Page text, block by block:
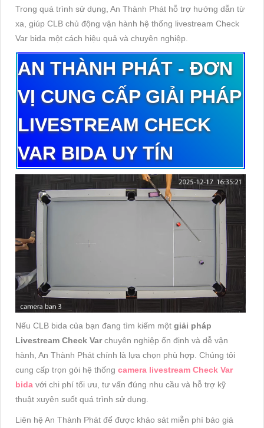
Trong quá trình sử dụng, An Thành Phát hỗ trợ hướng dẫn từ
xa, giúp CLB chủ động vận hành hệ thống livestream Check
Var bida một cách hiệu quả và chuyên nghiệp.
AN THÀNH PHÁT-ĐƠN
VỊCUNG CẤP GIẢI PHÁP
LIVESTREAM CHECK
VAR BIDA UY TÍN
Nếu CLB bida của bạn đang tìm kiếm một giải pháp
Livestream Check Varchuyên nghiệp ổn định và dễ vận
hành, An Thành Phát chính là lựa chọn phù hợp. Chúng tôi
cung cấp trọn gói hệ thống camera livestream Check Var
bida với chi phí tối ưu, tư vấn đúng nhu cầu và hỗ trợ kỹ
thuật xuyên suốt quá trình sử dụng.
Liên hệ An Thành Phát để được khảo sát miễn phí báo giá